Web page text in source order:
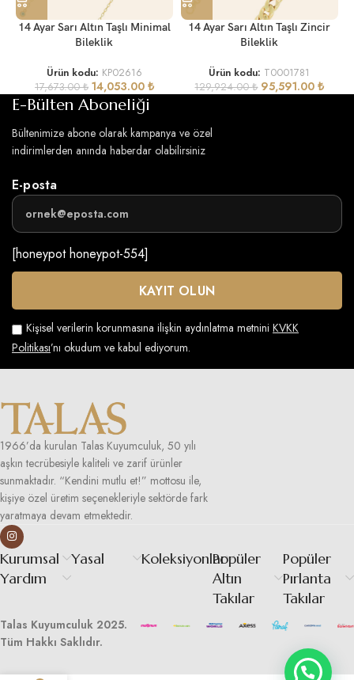
14 Ayar Sarı Altın Taşlı Minimal
Bileklik
Ürün kodu: KP02616
17,673.00₺ 14,053.00 ₺
14 Ayar Sarı Altın Taşlı Zincir
Bileklik
Ürün kodu: T0001781
129,924.00₺ 95,591.00₺
E-Bülten Aboneliği
Bültenimize abone olarak kampanya ve özel
indirimlerden anında haberdar olabilirsiniz
E-posta
[honeypot honeypot-554]
Kişisel verilerin korunmasına ilişkin aydınlatma metnini KVKK
Politikası’nı okudum ve kabul ediyorum.
1966’da kurulan Talas Kuyumculuk, 50 yılı
aşkın tecrübesiyle kaliteli ve zarif ürünler
sunmaktadır. “Kendini mutlu et!” mottosu ile,
kişiye özel üretim seçenekleriyle sektörde fark
yaratmaya devam etmektedir.
Kurumsal
Yardım
Yasal KoleksiyonlarPopüler
Altın
Takılar
Popüler
Pırlanta
Takılar
Talas Kuyumculuk 2025.
Tüm Hakkı Saklıdır.